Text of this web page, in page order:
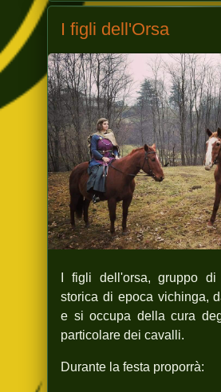
I figli dell'Orsa
I figli dell'orsa, gruppo di
storica di epoca vichinga,
e si occupa della cura
particolare dei cavalli.
Durante la festa proporrà: